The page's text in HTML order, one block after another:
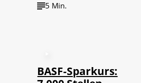
5 Min.
BASF-Sparkurs: